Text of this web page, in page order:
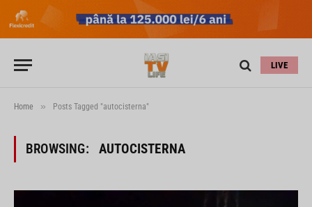
LIVE
Home » Posts Tagged "autocisterna"
BROWSING: AUTOCISTERNA